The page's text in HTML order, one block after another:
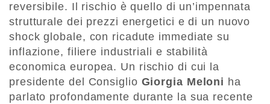
reversibile. Il rischio è quello di un’impennata
strutturale dei prezzi energetici e di un nuovo
shock globale, con ricadute immediate su
inflazione, filiere industriali e stabilità
economica europea. Un rischio di cui la
presidente del Consiglio Giorgia Meloni ha
parlato profondamente durante la sua recente